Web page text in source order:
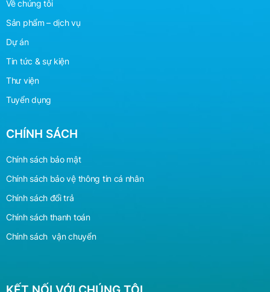
Về chúng tôi
Sản phẩm – dịch vụ
Dự án
Tin tức & sự kiện
Thư viện
Tuyển dụng
CHÍNH SÁCH
Chính sách bảo mật
Chính sách bảo vệ thông tin cá nhân
Chính sách đổi trả
Chính sách thanh toán
Chính sách vận chuyển